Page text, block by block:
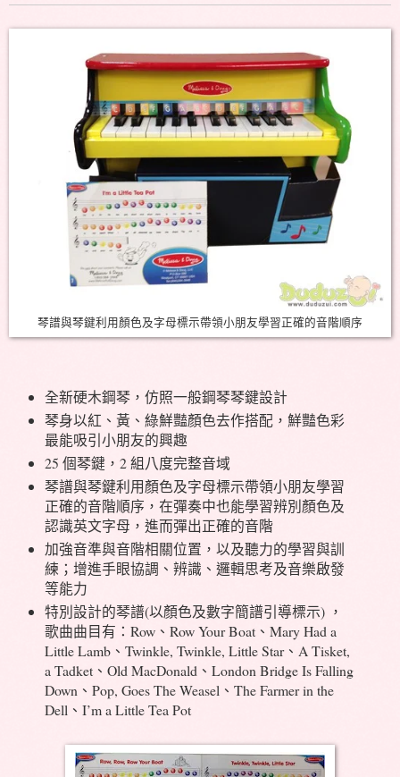
琴譜與琴鍵利用顏色及字母標示帶領小朋友學習正確的音階順序
全新硬木鋼琴，仿照一般鋼琴琴鍵設計
琴身以紅、黃、綠鮮豔顏色去作搭配，鮮豔色彩
最能吸引小朋友的興趣
25 個琴鍵，2 組八度完整音域
琴譜與琴鍵利用顏色及字母標示帶領小朋友學習
正確的音階順序，在彈奏中也能學習辨別顏色及
認識英文字母，進而彈出正確的音階
加強音準與音階相關位置，以及聽力的學習與訓
練；增進手眼協調、辨識、邏輯思考及音樂啟發
等能力
特別設計的琴譜(以顏色及數字簡譜引導標示) ，
歌曲曲目有：Row、Row Your Boat、Mary Had a
Little Lamb、Twinkle, Twinkle, Little Star、A Tisket,
a Tadket、Old MacDonald、London Bridge Is Falling
Down、Pop, Goes The Weasel、The Farmer in the
Dell、I’m a Little Tea Pot